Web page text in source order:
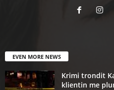
EVEN MORE NEWS
Krimi trondit
klientin me